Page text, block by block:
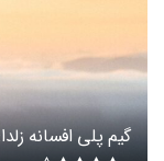
گیم پلی افسانه